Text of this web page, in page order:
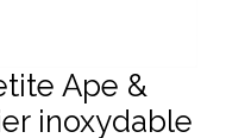
Ape &
inoxydable